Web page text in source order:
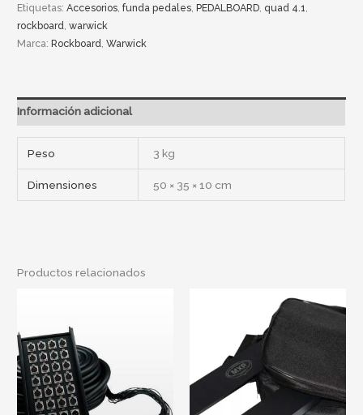
Etiquetas:Accesorios ,funda pedales ,PEDALBOARD quad 4.1
rockboard ,warwick
Marca:Rockboard ,Warwick
Información adicional
Peso 3 kg
Dimensiones 50 × 35 × 10 cm
Productos relacionados